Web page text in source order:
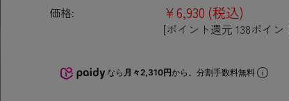
価格: ¥6,930 (税込)
[ポイント還元 138ポイン
なら 月々2,310円から。分割手数料無料